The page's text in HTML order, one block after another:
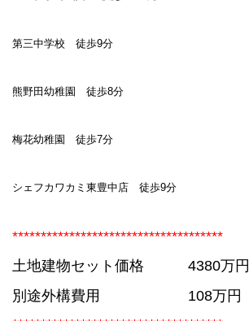
第三中学校 徒歩9分
熊野田幼稚園 徒歩8分
梅花幼稚園 徒歩7分
シェフカワカミ東豊中店 徒歩9分
*************************************
土地建物セット価格 4380万円
別途外構費用 108万円